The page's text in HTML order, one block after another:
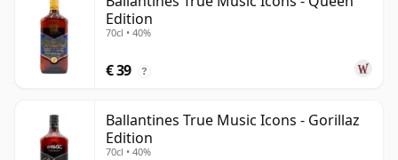
Edition
70cl • 40%
€ 39 ?
Ballantines True Music Icons - Gorillaz
Edition
70cl • 40%